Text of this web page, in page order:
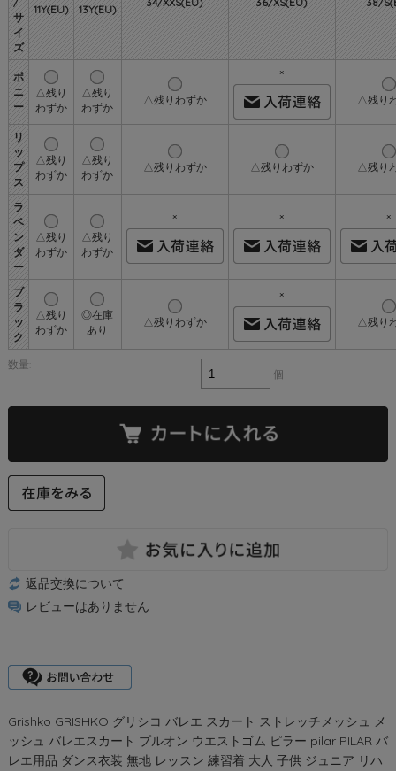
サ
イ
ズ
11Y(EU)
13Y(EU)
ポ
ニ
ー
△残り
わずか
△残り
わずか
△残りわずか
×
△残り
リ
ッ
プ
ス
△残り
わずか
△残り
わずか
△残りわずか △残りわずか △残り
ラ
ベ
ン
ダ
ー
△残り
わずか
△残り
わずか
× × ×
ブ
ラ
ッ
ク
△残り
わずか
◎在庫
あり
△残りわずか
×
△残り
数量:
個
返品交換について
レビューはありません
Grishko GRISHKO グリシコ バレエ スカート ストレッチメッシュ メ
ッシュ バレエスカート プルオン ウエストゴム ピラー pilar PILAR バ
レエ用品 ダンス衣装 無地 レッスン 練習着 大人 子供 ジュニア リハ